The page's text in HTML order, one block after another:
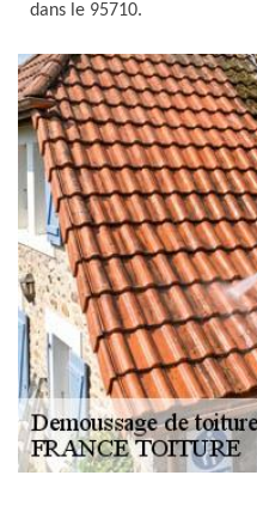
dans le 95710.